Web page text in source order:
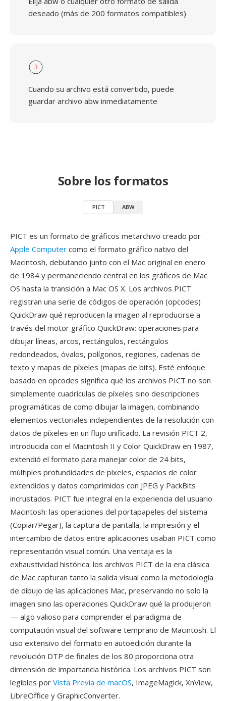
deseado (más de 200 formatos compatibles)
3
Cuando su archivo está convertido, puede
guardar archivo abw inmediatamente
Sobre los formatos
PICT ABW
PICT es un formato de gráficos metarchivo creado por
Apple Computer como el formato gráfico nativo del
Macintosh, debutando junto con el Mac original en enero
de 1984 y permaneciendo central en los gráficos de Mac
OS hasta la transición a Mac OS X. Los archivos PICT
registran una serie de códigos de operación (opcodes)
QuickDraw qué reproducen la imagen al reproducirse a
través del motor gráfico QuickDraw: operaciones para
dibujar líneas, arcos, rectángulos, rectángulos
redondeados, óvalos, polígonos, regiones, cadenas de
texto y mapas de píxeles (mapas de bits). Esté enfoque
basado en opcodes significa qué los archivos PICT no son
simplemente cuadrículas de píxeles sino descripciones
programáticas de como dibujar la imagen, combinando
elementos vectoriales independientes de la resolución con
datos de píxeles en un flujo unificado. La revisión PICT 2,
introducida con el Macintosh II y Color QuickDraw en 1987,
extendió el formato para manejar color de 24 bits,
múltiples profundidades de píxeles, espacios de color
extendidos y datos comprimidos con JPEG y PackBits
incrustados. PICT fue integral en la experiencia del usuario
Macintosh: las operaciones del portapapeles del sistema
(Copiar/Pegar), la captura de pantalla, la impresión y el
intercambio de datos entre aplicaciones usaban PICT como
representación visual común. Una ventaja es la
exhaustividad histórica: los archivos PICT de la era clásica
de Mac capturan tanto la salida visual como la metodología
de dibujo de las aplicaciones Mac, preservando no solo la
imagen sino las operaciones QuickDraw qué la produjeron
— algo valioso para comprender el paradigma de
computación visual del software temprano de Macintosh. El
uso extensivo del formato en autoedición durante la
revolución DTP de finales de los 80 proporciona otra
dimensión de importancia histórica. Los archivos PICT son
legibles por Vista Previa de macOS, ImageMagick, XnView,
LibreOffice y GraphicConverter.